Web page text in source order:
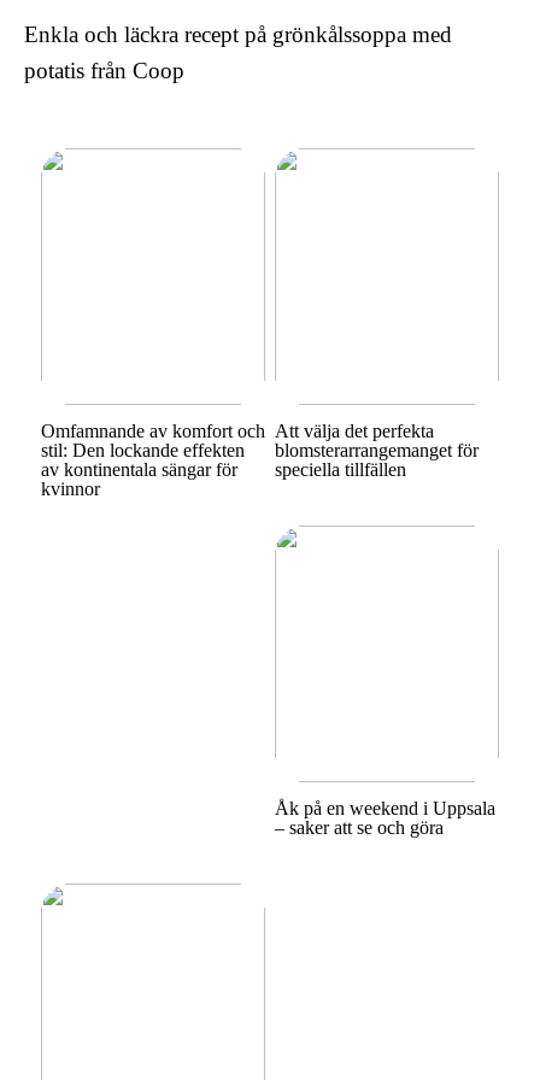
Enkla och läckra recept på grönkålssoppa med
potatis från Coop
Omfamnande av komfort och
stil: Den lockande effekten
av kontinentala sängar för
kvinnor
Att välja det perfekta
blomsterarrangemanget för
speciella tillfällen
Åk på en weekend i Uppsala
– saker att se och göra